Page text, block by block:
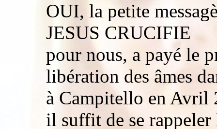
OUI, la petite
JESUS CRUCIFIE
pour nous, a payé le
libération des âmes
à Campitello en Avril
il suffit de se